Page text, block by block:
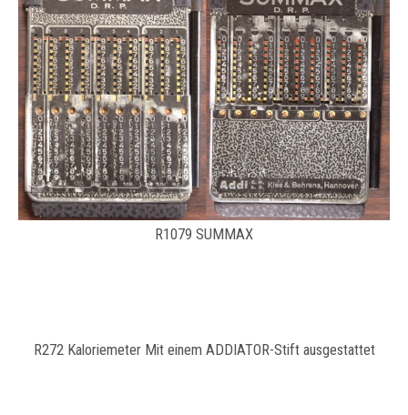
R1079 SUMMAX
R272 Kaloriemeter Mit einem ADDIATOR-Stift ausgestattet